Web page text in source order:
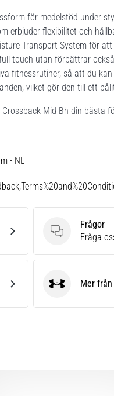
för medelstöd under
erbjuder flexibilitet och
Transport System för
touch utan förbättrar
fitnessrutiner, så att du
vilket gör den till ett
Mid Bh din bästa
- NL
Frågor
Frågor
Fråga
Under Armour
Mer